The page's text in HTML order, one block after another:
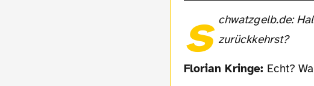
s chwatzgelb.de:
zurückkehrst?
Florian Kringe: Echt?